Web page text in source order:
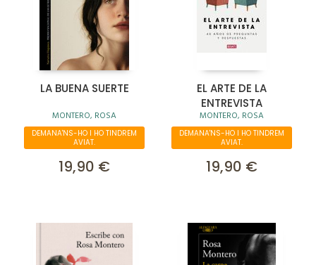
LA BUENA SUERTE
MONTERO, ROSA
DEMANA'NS-HO I HO TINDREM
AVIAT.
19,90 €
EL ARTE DE LA
ENTREVISTA
MONTERO, ROSA
DEMANA'NS-HO I HO TINDREM
AVIAT.
19,90 €